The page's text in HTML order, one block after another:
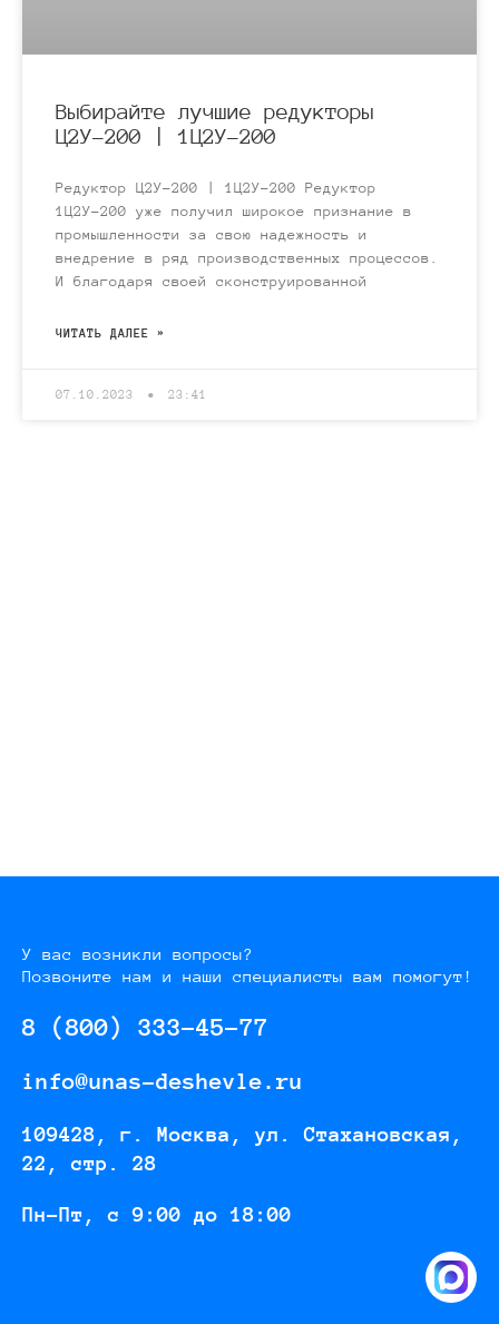
Выбирайте лучшие редукторы
Ц2У-200 | 1Ц2У-200
Редуктор Ц2У-200 | 1Ц2У-200 Редуктор
1Ц2У-200 уже получил широкое признание в
промышленности за свою надежность и
внедрение в ряд производственных процессов.
И благодаря своей сконструированной
ЧИТАТЬ ДАЛЕЕ »
07.10.2023 23:41
У вас возникли вопросы?
Позвоните нам и наши специалисты вам помогут!
8 (800) 333-45-77
info@unas-deshevle.ru
109428, г. Москва, ул. Стахановская,
22, стр. 28
Пн-Пт, с 9:00 до 18:00